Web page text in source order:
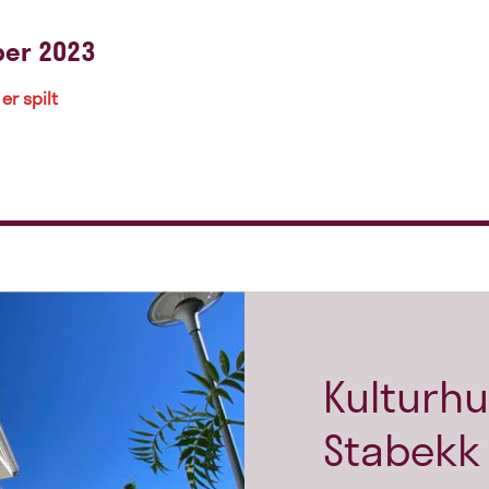
2023
spilt
Stabekk